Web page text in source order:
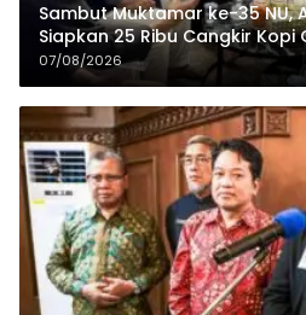
Sambut Muktamar ke-35 NU,
Siapkan 25 Ribu Cangkir Kopi
07/08/2026